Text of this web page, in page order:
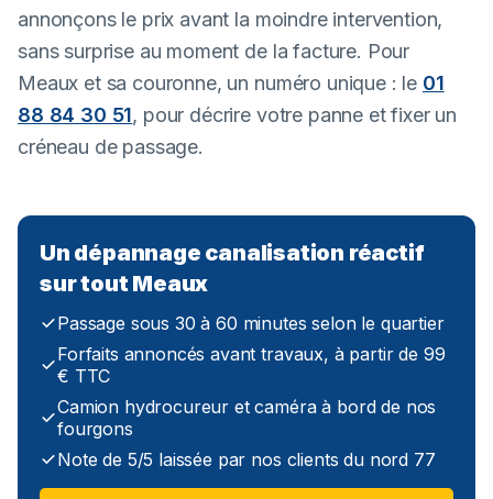
annonçons le prix avant la moindre intervention,
sans surprise au moment de la facture. Pour
Meaux et sa couronne, un numéro unique : le 01
88 84 30 51, pour décrire votre panne et fixer un
créneau de passage.
Un dépannage canalisation réactif
sur tout Meaux
Passage sous 30 à 60 minutes selon le quartier
Forfaits annoncés avant travaux, à partir de 99
€ TTC
Camion hydrocureur et caméra à bord de nos
fourgons
Note de 5/5 laissée par nos clients du nord 77